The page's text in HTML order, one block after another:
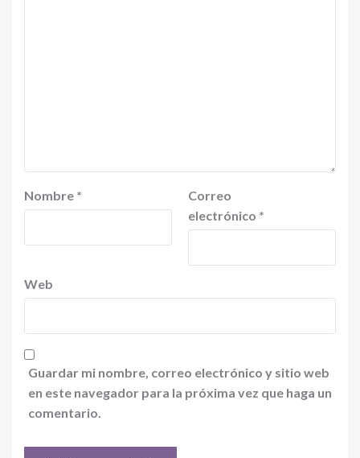
Nombre *
Correo
electrónico *
Web
Guardar mi nombre, correo electrónico y sitio web
en este navegador para la próxima vez que haga un
comentario.